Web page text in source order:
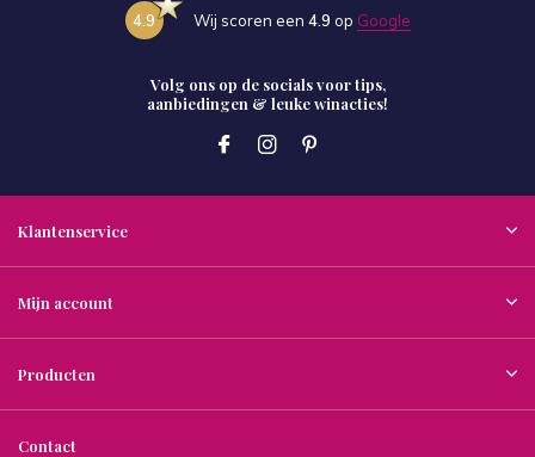
4.9 Wij scoren een 4.9 op Google
Volg ons op de socials voor tips,
aanbiedingen & leuke winacties!
Klantenservice
Mijn account
Producten
Contact